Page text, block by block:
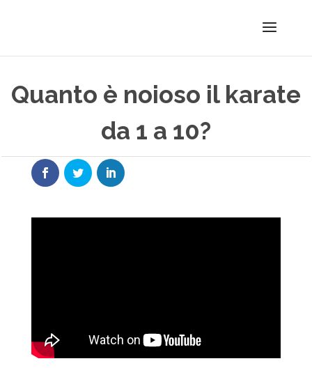
Quanto è noioso il karate
da 1 a 10?